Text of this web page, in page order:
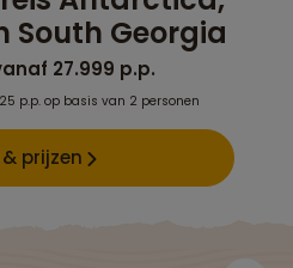
South Georgia
27.999 p.p.
p.p. op basis van 2 personen
prijzen